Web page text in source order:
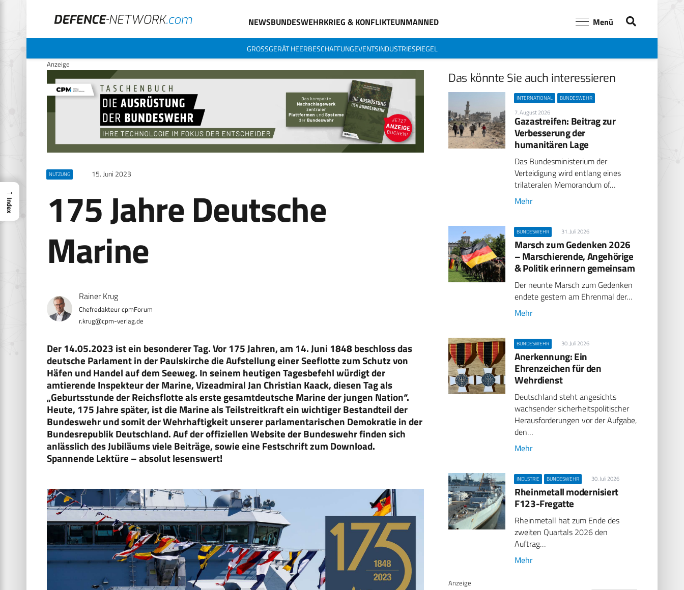
NEWSBUNDESWEHRKRIEG & KONFLIKTEUNMANNED Menü
GROSSGERÄT HEERBESCHAFFUNGEVENTSINDUSTRIESPIEGEL
Anzeige
NUTZUNG 15. Juni 2023
175 Jahre Deutsche
Marine
Rainer Krug
r.krug@cpm-verlag.de
Der 14.05.2023 ist ein besonderer Tag. Vor 175 Jahren, am 14. Juni 1848 beschloss das
deutsche Parlament in der Paulskirche die Aufstellung einer Seeflotte zum Schutz von
Häfen und Handel auf dem Seeweg. In seinem heutigen Tagesbefehl würdigt der
amtierende Inspekteur der Marine, Vizeadmiral Jan Christian Kaack, diesen Tag als
„Geburtsstunde der Reichsflotte als erste gesamtdeutsche Marine der jungen Nation“.
Heute, 175 Jahre später, ist die Marine als Teilstreitkraft ein wichtiger Bestandteil der
Bundeswehr und somit der Wehrhaftigkeit unserer parlamentarischen Demokratie in der
Bundesrepublik Deutschland. Auf der offiziellen Website der Bundeswehr finden sich
anlässlich des Jubiläums viele Beiträge, sowie eine Festschrift zum Download.
Spannende Lektüre – absolut lesenswert!
Das könnte Sie auch interessieren
INTERNATIONAL BUNDESWEHR
7. August 2026
Gazastreifen: Beitrag zur
Verbesserung der
humanitären Lage
Das Bundesministerium der
Verteidigung wird entlang eines
trilateralen Memorandum of…
Mehr
BUNDESWEHR 31. Juli 2026
Marsch zum Gedenken 2026
– Marschierende, Angehörige
& Politik erinnern gemeinsam
Der neunte Marsch zum Gedenken
endete gestern am Ehrenmal der…
Mehr
BUNDESWEHR 30. Juli 2026
Anerkennung: Ein
Ehrenzeichen für den
Wehrdienst
Deutschland steht angesichts
wachsender sicherheitspolitischer
Herausforderungen vor der Aufgabe,
den…
Mehr
INDUSTRIE BUNDESWEHR 30. Juli 2026
Rheinmetall modernisiert
F123-Fregatte
Rheinmetall hat zum Ende des
zweiten Quartals 2026 den
Auftrag…
Mehr
Anzeige
→
Index